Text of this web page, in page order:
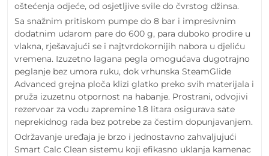
oštećenja odjeće, od osjetljive svile do čvrstog džinsa.
Sa snažnim pritiskom pumpe do 8 bar i impresivnim
dodatnim udarom pare do 600 g, para duboko prodire u
vlakna, rješavajući se i najtvrdokornijih nabora u djeliću
vremena. Izuzetno lagana pegla omogućava dugotrajno
peglanje bez umora ruku, dok vrhunska SteamGlide
Advanced grejna ploča klizi glatko preko svih materijala i
pruža izuzetnu otpornost na habanje. Prostrani, odvojivi
rezervoar za vodu zapremine 1.8 litara osigurava sate
neprekidnog rada bez potrebe za čestim dopunjavanjem.
Održavanje uređaja je brzo i jednostavno zahvaljujući
Smart Calc Clean sistemu koji efikasno uklanja kamenac